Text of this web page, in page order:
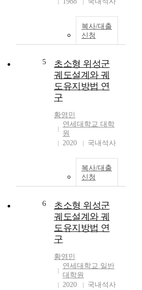
i
복사/대출
신청
5
초소형 위성군
궤도설계와 궤
도유지방법 연
구
황영민
연세대학교 대학
원
2020
국내석사
복사/대출
신청
6
초소형 위성군
궤도설계와 궤
도유지방법 연
구
황영민
연세대학교 일반
대학원
2020
국내석사